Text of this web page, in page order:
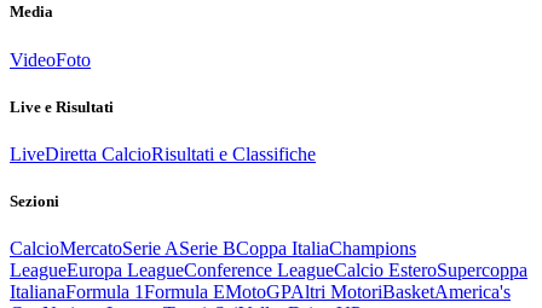
Media
VideoFoto
Live e Risultati
LiveDiretta CalcioRisultati e Classifiche
Sezioni
CalcioMercatoSerie ASerie BCoppa ItaliaChampions
LeagueEuropa LeagueConference LeagueCalcio EsteroSupercoppa
ItalianaFormula 1Formula EMotoGPAltri MotoriBasketAmerica's